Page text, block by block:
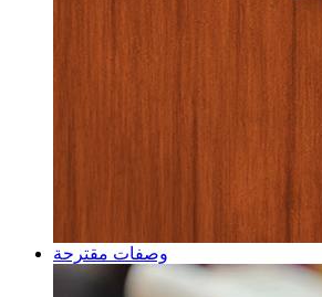
وصفات مقترحة